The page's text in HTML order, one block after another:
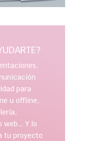
para
u offline,
web… Y lo
tu proyecto